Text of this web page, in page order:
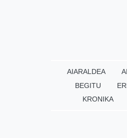
AIARALDEA
BEGITU
KRONIKA